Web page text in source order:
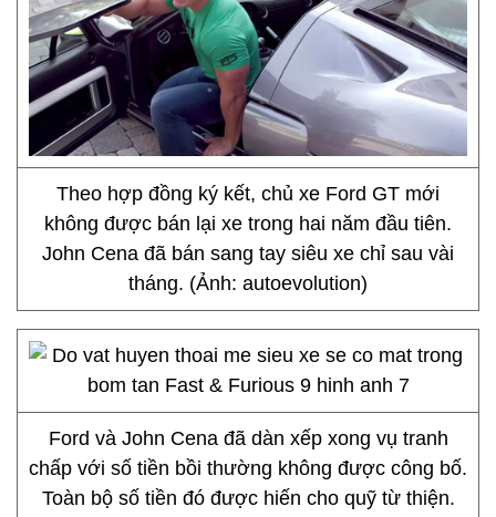
Theo hợp đồng ký kết, chủ xe Ford GT mới
không được bán lại xe trong hai năm đầu tiên.
John Cena đã bán sang tay siêu xe chỉ sau vài
tháng. (Ảnh: autoevolution)
Ford và John Cena đã dàn xếp xong vụ tranh
chấp với số tiền bồi thường không được công bố.
Toàn bộ số tiền đó được hiến cho quỹ từ thiện.